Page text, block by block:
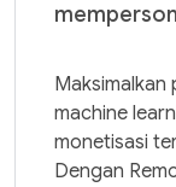
machine
monetisasi
Dengan